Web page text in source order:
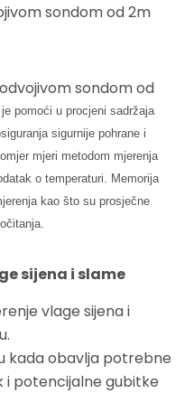
sondom od 2m
sondom od
pomoći u procjeni sadržaja
sigurnije pohrane i
mjeri metodom mjerenja
o temperaturi. Memorija
kao što su prosječne
sijena i slame
vlage sijena i
kada obavlja potrebne
i potencijalne gubitke